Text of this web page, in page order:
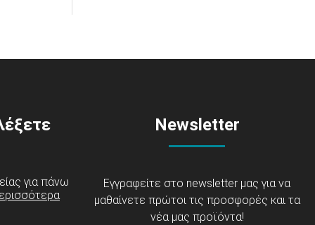
για πάνω
Newsletter
Εγγραφείτε στο newsletter μας για να
μαθαίνετε πρώτοι τις προσφορές και τα
νέα μας προϊόντα!